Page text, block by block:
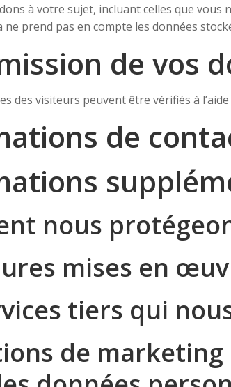
à votre sujet, incluant celles que
ne prend pas en compte les données
de vos
des visiteurs peuvent être vérifiés à
de
nous
mises en
tiers qui
de